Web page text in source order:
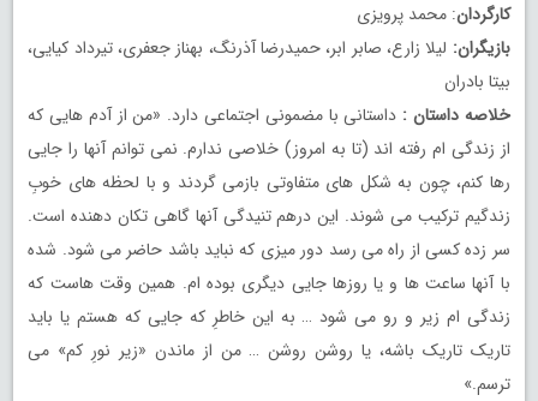
کارگردان: محمد پرویزی
بازیگران: لیلا زارع، صابر ابر، حمیدرضا آذرنگ، بهناز جعفری، تیرداد کیایی،
بیتا بادران
خلاصه داستان : داستانی با مضمونی اجتماعی دارد. «من از آدم هایی که
از زندگی ام رفته اند (تا به امروز) خلاصی ندارم. نمی توانم آنها را جایی
رها کنم، چون به شکل های متفاوتی بازمی گردند و با لحظه های خوبِ
زندگیم ترکیب می شوند. این درهم تنیدگی آنها گاهی تکان دهنده است.
سر زده کسی از راه می رسد دور میزی که نباید باشد حاضر می شود. شده
با آنها ساعت ها و یا روزها جایی دیگری بوده ام. همین وقت هاست که
زندگی ام زیر و رو می شود … به این خاطرِ که جایی که هستم یا باید
تاریک تاریک باشه، یا روشن روشن … من از ماندن «زیر نورِ کم» می
ترسم.»